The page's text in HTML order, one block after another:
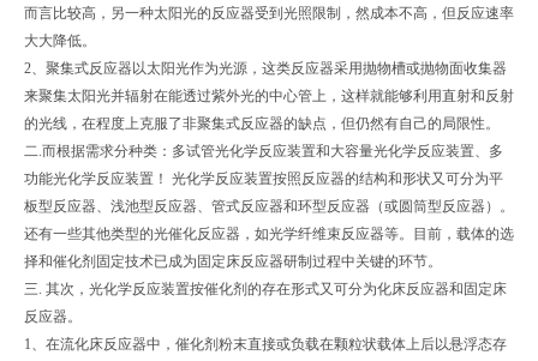
而言比较高，另一种太阳光的反应器受到光照限制，然成本不高，但反应速率
大大降低。
2、聚集式反应器以太阳光作为光源，这类反应器采用抛物槽或抛物面收集器
来聚集太阳光并辐射在能透过紫外光的中心管上，这样就能够利用直射和反射
的光线，在程度上克服了非聚集式反应器的缺点，但仍然有自己的局限性。
二.而根据需求分种类：多试管光化学反应装置和大容量光化学反应装置、多
功能光化学反应装置！ 光化学反应装置按照反应器的结构和形状又可分为平
板型反应器、浅池型反应器、管式反应器和环型反应器（或圆筒型反应器）。
还有一些其他类型的光催化反应器，如光学纤维束反应器等。目前，载体的选
择和催化剂固定技术已成为固定床反应器研制过程中关键的环节。
三. 其次，光化学反应装置按催化剂的存在形式又可分为化床反应器和固定床
反应器。
1、在流化床反应器中，催化剂粉末直接或负载在颗粒状载体上后以悬浮态存